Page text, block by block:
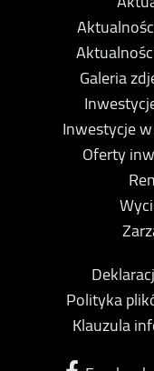
Galeria
Inwestycje
Oferty
Polityka
Klauzula